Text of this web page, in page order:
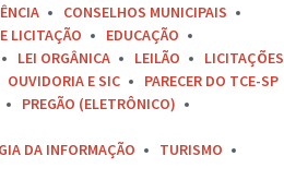
CONSELHOS MUNICIPAIS
LICITAÇÃO
EDUCAÇÃO
LEI ORGÂNICA LEILÃO
LICITAÇÕES
OUVIDORIA E SIC
PARECER DO TCE-SP
PREGÃO (ELETRÔNICO)
DA INFORMAÇÃO
TURISMO